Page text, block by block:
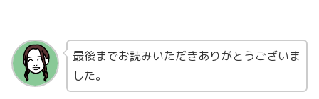
最後までお読みいただきありがとうございま
した。